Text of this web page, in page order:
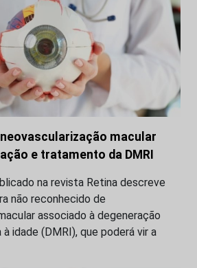
macular
e tratamento da DMRI
na revista Retina descreve
não reconhecido de
associado à degeneração
idade (DMRI), que poderá vir a